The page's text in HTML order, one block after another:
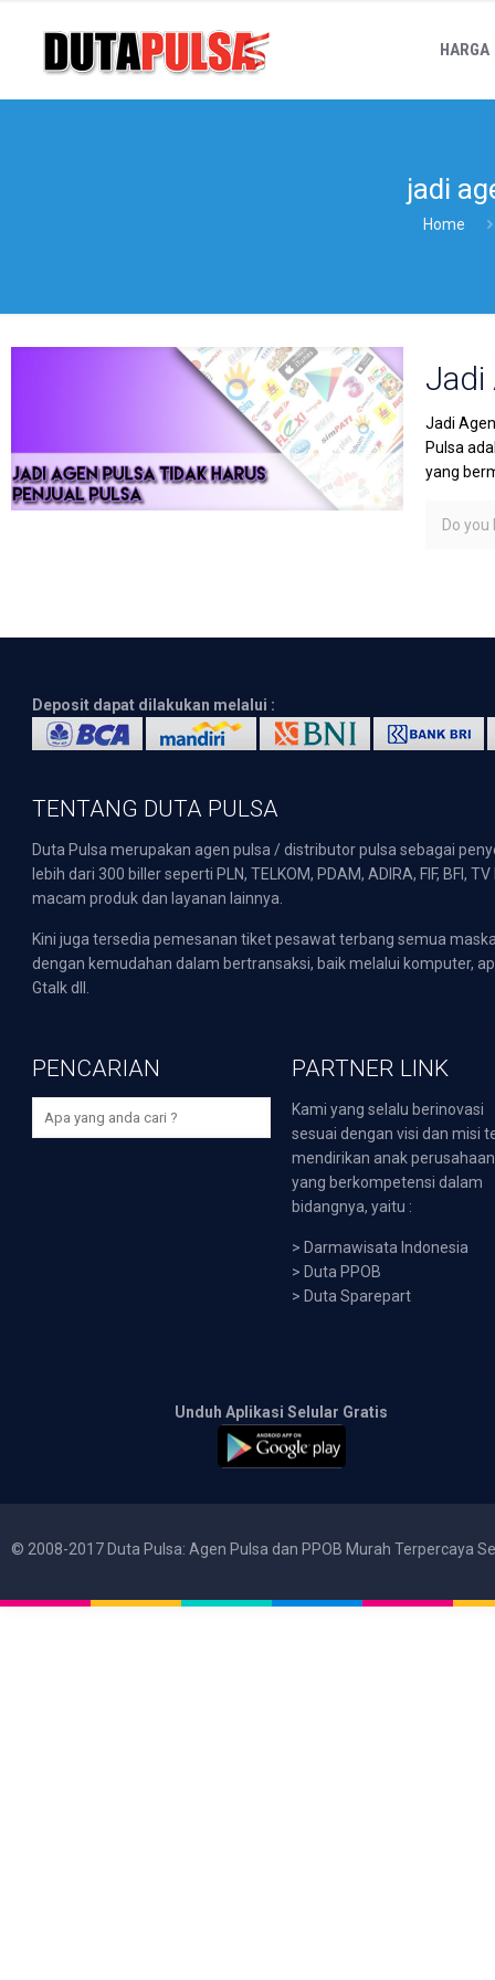
HARGA
jadi
Home
Jadi
Jadi
Pulsa
yang
Do you
Deposit dapat dilakukan melalui :
TENTANG DUTA PULSA
Duta Pulsa merupakan agen pulsa / distributor pulsa sebagai
lebih dari 300 biller seperti PLN, TELKOM, PDAM, ADIRA, FIF,
macam produk dan layanan lainnya.
Kini juga tersedia pemesanan tiket pesawat terbang semua
dengan kemudahan dalam bertransaksi, baik melalui komputer,
Gtalk dll.
PENCARIAN PARTNER LINK
Kami yang selalu berinovasi
sesuai dengan visi dan misi
mendirikan anak perusahaan
yang berkompetensi dalam
bidangnya, yaitu :
> Darmawisata Indonesia
> Duta PPOB
> Duta Sparepart
Unduh Aplikasi Selular Gratis
© 2008-2017 Duta Pulsa: Agen Pulsa dan PPOB Murah Terpercaya